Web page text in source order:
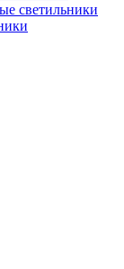
светильники